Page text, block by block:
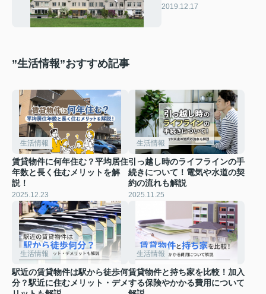
2019.12.17
”生活情報”おすすめ記事
生活情報
賃貸物件に何年住む？平均居住
年数と長く住むメリットを解
説！
2025.12.23
生活情報
引っ越し時のライフラインの手
続きについて！電気や水道の契
約の流れも解説
2025.11.25
生活情報
駅近の賃貸物件は駅から徒歩何
分？駅近に住むメリット・デメ
生活情報
賃貸物件と持ち家を比較！加入
する保険やかかる費用について